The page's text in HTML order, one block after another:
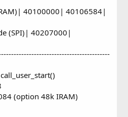
дополнительный код -
+ Web?
проекта:
Initialized Data (RAM)|
ReadOnly Data (RAM)|
Data (RAM)|
Data (IRAM)|
40100000| 40106584|
(SPI)| 40207000|
(option 48k IRAM)